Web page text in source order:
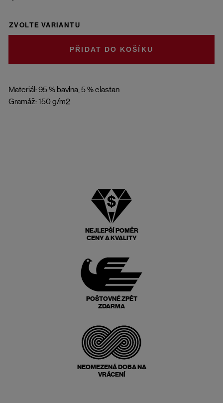
Materiál: 95 % bavlna, 5 % elastan
Gramáž: 150 g/m2
ZVOLTE VARIANTU
DO KOŠÍKU
NEJLEPŠÍ POMĚR
CENY A KVALITY
POŠTOVNÉ ZPĚT
ZDARMA
NEOMEZENÁ DOBA NA
VRÁCENÍ